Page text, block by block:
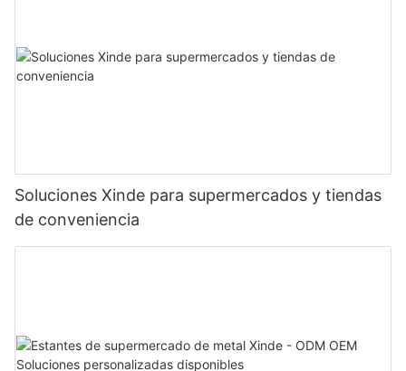
Soluciones Xinde para supermercados y tiendas
de conveniencia